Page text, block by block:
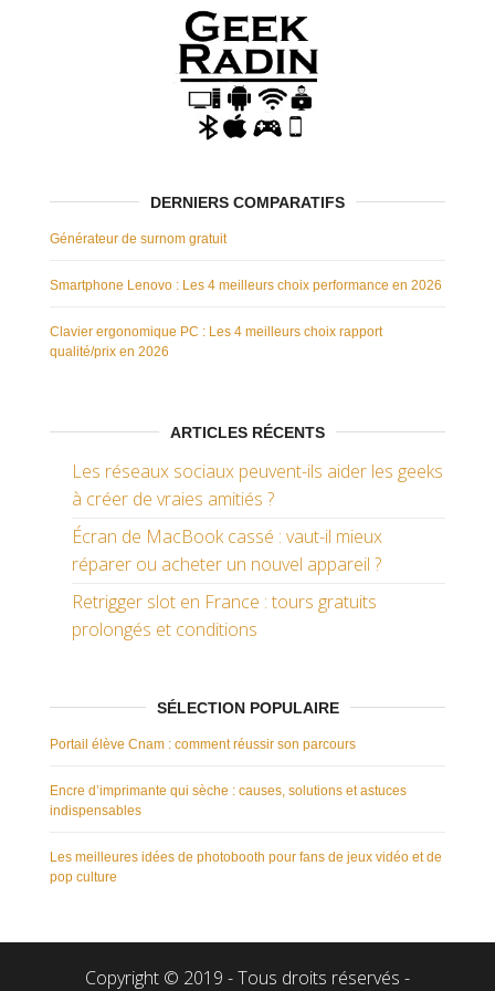
DERNIERS COMPARATIFS
Générateur de surnom gratuit
Smartphone Lenovo : Les 4 meilleurs choix performance en 2026
Clavier ergonomique PC : Les 4 meilleurs choix rapport
qualité/prix en 2026
ARTICLES RÉCENTS
Les réseaux sociaux peuvent-ils aider les geeks
à créer de vraies amitiés ?
Écran de MacBook cassé : vaut-il mieux
réparer ou acheter un nouvel appareil ?
Retrigger slot en France : tours gratuits
prolongés et conditions
SÉLECTION POPULAIRE
Portail élève Cnam : comment réussir son parcours
Encre d’imprimante qui sèche : causes, solutions et astuces
indispensables
Les meilleures idées de photobooth pour fans de jeux vidéo et de
pop culture
Copyright © 2019 - Tous droits réservés -